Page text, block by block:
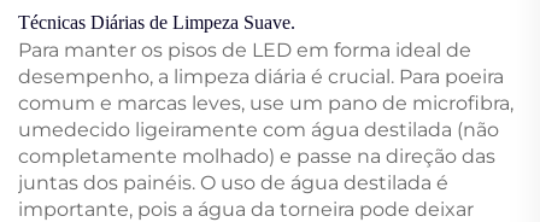
Técnicas Diárias de Limpeza Suave.
Para manter os pisos de LED em forma ideal de
desempenho, a limpeza diária é crucial. Para poeira
comum e marcas leves, use um pano de microfibra,
umedecido ligeiramente com água destilada (não
completamente molhado) e passe na direção das
juntas dos painéis. O uso de água destilada é
importante, pois a água da torneira pode deixar